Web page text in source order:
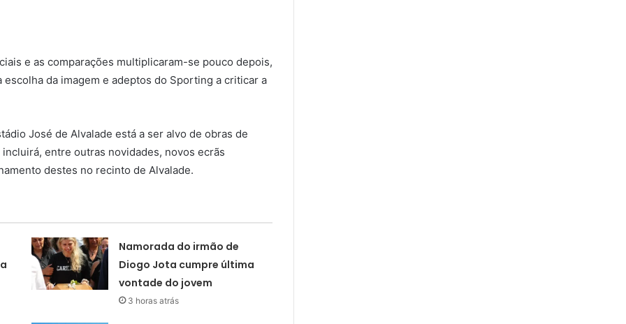
e as comparações multiplicaram-se pouco depois,
da imagem e adeptos do Sporting a criticar a
José de Alvalade está a ser alvo de obras de
entre outras novidades, novos ecrãs
destes no recinto de Alvalade.
Namorada do irmão de
Diogo Jota cumpre última
vontade do jovem
3 horas atrás